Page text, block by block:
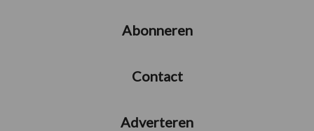
Abonneren
Contact
Adverteren